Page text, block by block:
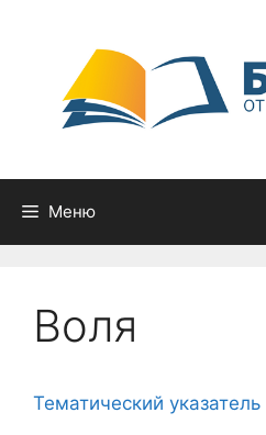
содержимому
Меню
Воля
Тематический указатель